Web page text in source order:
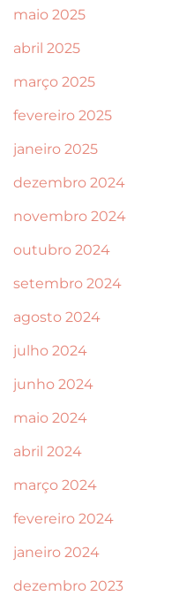
maio 2025
abril 2025
março 2025
fevereiro 2025
janeiro 2025
dezembro 2024
novembro 2024
outubro 2024
setembro 2024
agosto 2024
julho 2024
junho 2024
maio 2024
abril 2024
março 2024
fevereiro 2024
janeiro 2024
dezembro 2023